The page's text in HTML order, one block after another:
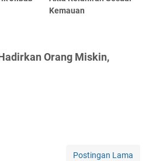
Kemauan
Orang Miskin,
Postingan Lama